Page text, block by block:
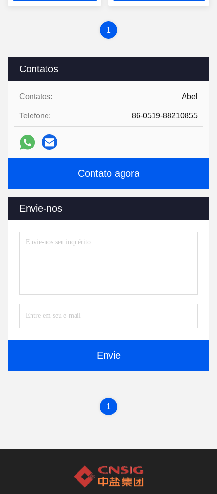
Contatos
Contatos: Abel
Telefone: 86-0519-88210855
Contato agora
Envie-nos
Envie
1
1